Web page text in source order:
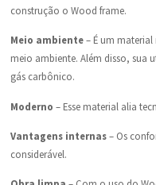
construção o Wood frame.
Meio ambiente– É um
meio ambiente. Além disso, sua
gás carbônico.
Moderno – Esse material alia
Vantagens internas– Os
considerável.